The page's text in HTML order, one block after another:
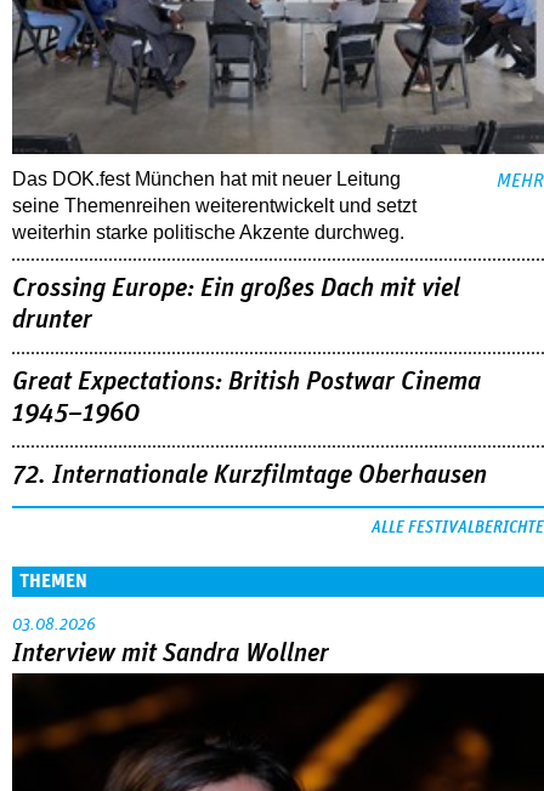
Das DOK.fest München hat mit neuer Leitung
seine Themenreihen weiterentwickelt und setzt
weiterhin starke politische Akzente durchweg.
MEHR
Crossing Europe: Ein großes Dach mit viel
drunter
Great Expectations: British Postwar Cinema
1945–1960
72. Internationale Kurzfilmtage Oberhausen
ALLE FESTIVALBERICHTE
THEMEN
03.08.2026
Interview mit Sandra Wollner